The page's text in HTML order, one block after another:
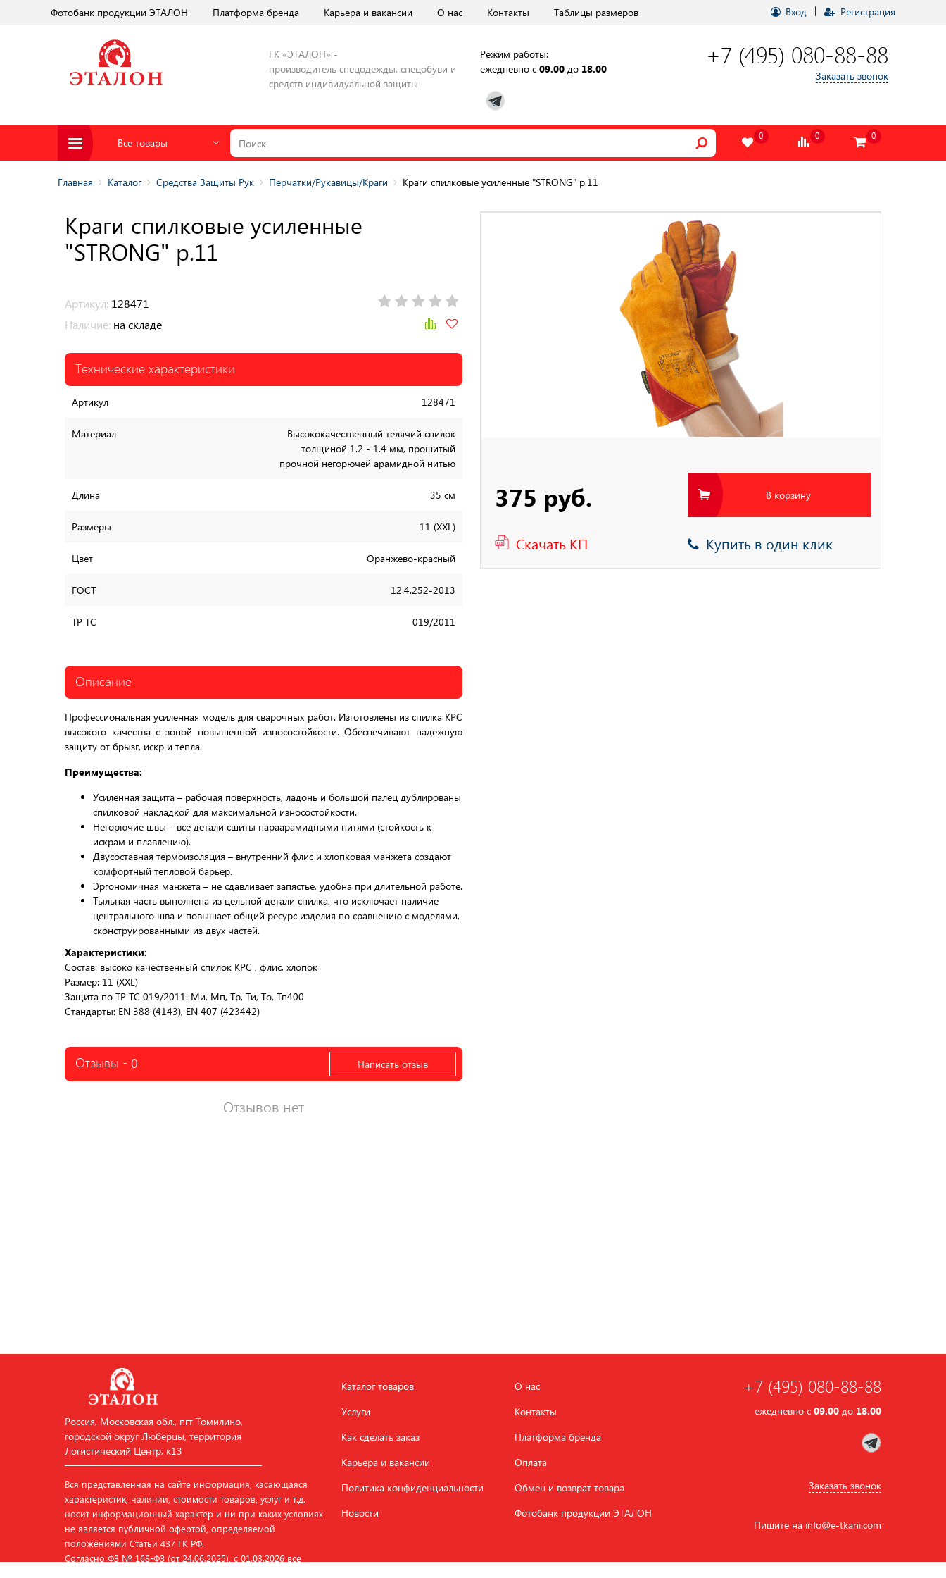
Фотобанк продукции ЭТАЛОН Платформа бренда Карьера и вакансии О нас Контакты Таблицы размеров Вход | Регистрация
ГК «ЭТАЛОН» -
производитель спецодежды, спецобуви и
средств индивидуальной защиты
Режим работы:
ежедневно с 09.00 до 18.00 +7 (495) 080-88-88
Заказать звонок
Все товары
0 0 0
Главная Каталог Средства Защиты Рук Перчатки/Рукавицы/Краги Краги спилковые усиленные "STRONG" р.11
375 руб. В корзину
Скачать КП Купить в один клик
Краги спилковые усиленные
"STRONG" р.11
Артикул: 128471
Наличие: на складе
Технические характеристики
Артикул 128471
Материал
Высококачественный телячий спилок
толщиной 1.2 - 1.4 мм, прошитый
прочной негорючей арамидной нитью
Длина 35 см
Размеры 11 (XXL)
Цвет Оранжево-красный
ГОСТ 12.4.252-2013
ТР ТС 019/2011
Описание
Профессиональная усиленная модель для сварочных работ. Изготовлены из спилка КРС
высокого качества с зоной повышенной износостойкости. Обеспечивают надежную
защиту от брызг, искр и тепла.
Преимущества:
Усиленная защита – рабочая поверхность, ладонь и большой палец дублированы
спилковой накладкой для максимальной износостойкости.
Негорючие швы – все детали сшиты параарамидными нитями (стойкость к
искрам и плавлению).
Двусоставная термоизоляция – внутренний флис и хлопковая манжета создают
комфортный тепловой барьер.
Эргономичная манжета – не сдавливает запястье, удобна при длительной работе.
Тыльная часть выполнена из цельной детали спилка, что исключает наличие
центрального шва и повышает общий ресурс изделия по сравнению с моделями,
сконструированными из двух частей.
Характеристики:
Состав: высоко качественный спилок КРС , флис, хлопок
Размер: 11 (XXL)
Защита по ТР ТС 019/2011: Ми, Мп, Тр, Ти, То, Тп400
Стандарты: EN 388 (4143), EN 407 (423442)
Отзывы - 0 Написать отзыв
Отзывов нет
Россия, Московская обл., пгт Томилино,
городской округ Люберцы, территория
Логистический Центр, к13
Вся представленная на сайте информация, касающаяся
характеристик, наличии, стоимости товаров, услуг и т.д.
носит информационный характер и ни при каких условиях
не является публичной офертой, определяемой
положениями Статьи 437 ГК РФ.
Согласно ФЗ № 168‑ФЗ (от 24.06.2025), с 01.03.2026 все
Каталог товаров
Услуги
Как сделать заказ
Карьера и вакансии
Политика конфиденциальности
Новости
О нас
Контакты
Платформа бренда
Оплата
Обмен и возврат товара
Фотобанк продукции ЭТАЛОН
+7 (495) 080-88-88
ежедневно с 09.00до 18.00
Заказать звонок
Пишите на info@e-tkani.com